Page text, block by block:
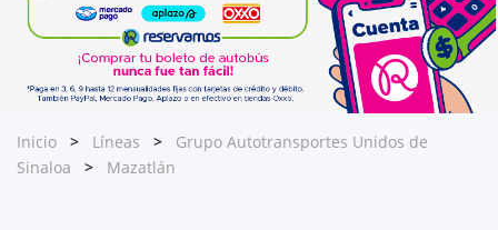
Inicio Líneas
Grupo Autotransportes Unidos de
Sinaloa
Mazatlán